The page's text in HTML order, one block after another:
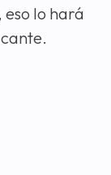
, eso lo hará